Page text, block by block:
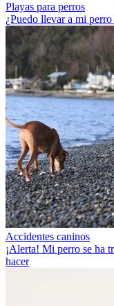
Playas para perros
¿Puedo llevar a mi
Accidentes caninos
¡Alerta! Mi perro se ha
hacer